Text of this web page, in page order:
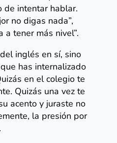
de intentar hablar.
no digas nada”,
a tener más nivel”.
inglés en sí, sino
has internalizado
en el colegio te
Quizás una vez te
acento y juraste no
la presión por